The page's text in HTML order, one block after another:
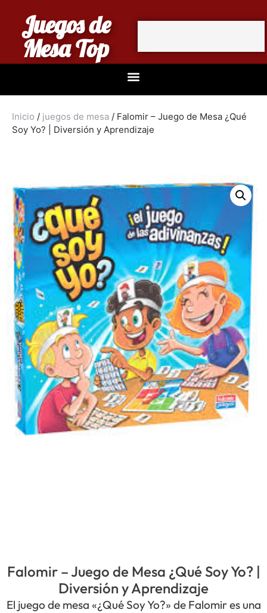
Juegos de
Mesa Top
Inicio / juegos de mesa / Falomir – Juego de Mesa ¿Qué
Soy Yo? | Diversión y Aprendizaje
Falomir – Juego de Mesa ¿Qué Soy Yo? |
Diversión y Aprendizaje
El juego de mesa «¿Qué Soy Yo?» de Falomir es una